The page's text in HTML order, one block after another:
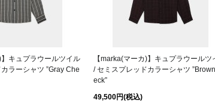
】キュプラウールツイル
ラーシャツ ”Gray Che
【marka(マーカ)】キュプラウールツ
/ セミスプレッドカラーシャツ
eck”
49,500円(税込)